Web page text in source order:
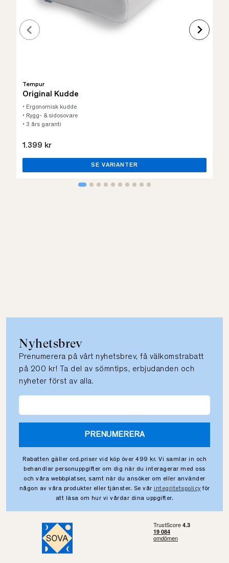
Tempur
Original Kudde
• Ergonomisk kudde
• Rygg- & sidosovare
• 3 års garanti
1.399 kr
SE VARIANTER
Nyhetsbrev
Prenumerera på vårt nyhetsbrev, få välkomstrabatt
på 200 kr! Ta del av sömntips, erbjudanden och
nyheter först av alla.
PRENUMERERA
Rabatten gäller ord.priser vid köp över 499 kr. Vi samlar in och
behandlar personuppgifter om dig när du interagerar med oss
och våra webbplatser, samt när du ansöker om eller använder
någon av våra produkter eller tjänster. Se vår integritetspolicy för
att läsa om hur vi vårdar dina uppgifter.